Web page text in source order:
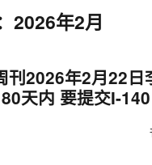
2026年2月
刊2026年2月22
天内 要提交I-140